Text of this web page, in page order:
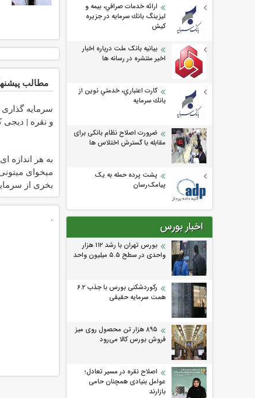
ارائه خدمات صرافي، بيمه و
ليزينگ بانك سرمايه در جزيره
كيش
بیانیه بانک ملت درباره اخبار
اخیر منتشره در رسانه ها
كارت اعتباري، خدمتي نوين از
بانك سرمايه
ضرورت اصلاح نظام بانکی برای
مقابله با گسترش اختلاس ها
پشت پرده حمله به یک
پیامک‌رسان
اخبار بورس
بورس تهران با رشد ۱۱۲ هزار
واحدی در سطح ۵.۵ میلیون واحد
رکوردشکنی بورس با جذب ۶.۲
همت سرمایه حقیقی
۸۹۵ هزار تن محصول روی میز
فروش بورس کالا می‌‌رود
اصلاح نقره در مسیر تعادل؛
عوامل بنیادی همچنان حامی
بازارند
مطالب
سرمایه گذاری
و نقره | دیجی
به هر اندازه
میخوای
بخری از
محافظت کنی
.